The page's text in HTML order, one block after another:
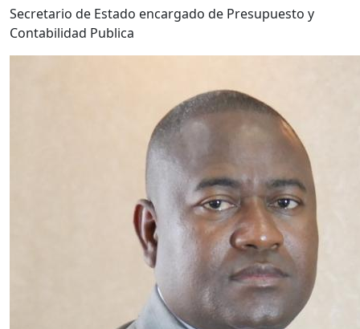
Secretario de Estado encargado de Presupuesto y
Contabilidad Publica